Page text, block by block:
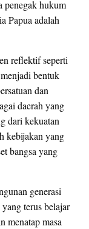
penegak hukum
Papua adalah
reflektif seperti
bentuk
dan
daerah yang
dari kekuatan
kebijakan yang
bangsa yang
generasi
terus belajar
menatap masa